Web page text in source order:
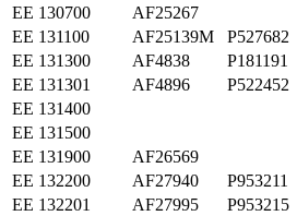
ЕЕ 130700
AF25267
ЕЕ 131100
AF25139M
P527682
ЕЕ 131300
AF4838
P181191
ЕЕ 131301
AF4896
P522452
ЕЕ 131400
ЕЕ 131500
ЕЕ 131900
AF26569
ЕЕ 132200
AF27940 P953211
ЕЕ 132201
AF27995 P953215